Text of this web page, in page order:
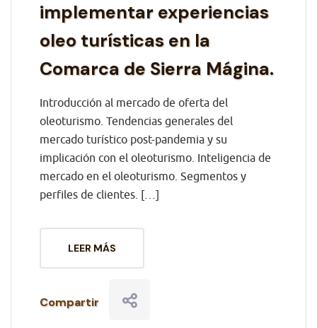
implementar experiencias
oleo turísticas en la
Comarca de Sierra Mágina.
Introducción al mercado de oferta del
oleoturismo. Tendencias generales del
mercado turístico post-pandemia y su
implicación con el oleoturismo. Inteligencia de
mercado en el oleoturismo. Segmentos y
perfiles de clientes. […]
LEER MÁS
Compartir